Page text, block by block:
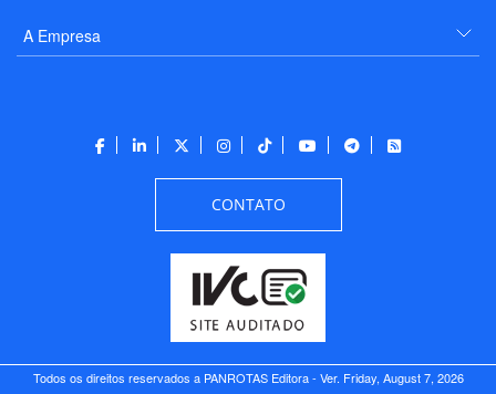
A Empresa
CONTATO
Todos os direitos reservados a PANROTAS Editora - Ver. Friday, August 7, 2026